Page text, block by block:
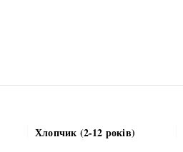
Хлопчик (2-12 років)